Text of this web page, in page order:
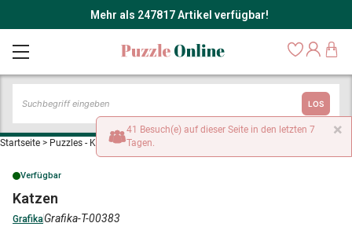
Mehr als 247817 Artikel verfügbar!
LOS
Startseite > Puzzles - Katzen >Katzen
Verfügbar
Katzen
GrafikaGrafika-T-00383
×
41 Besuch(e) auf dieser Seite in den letzten 7
Tagen.